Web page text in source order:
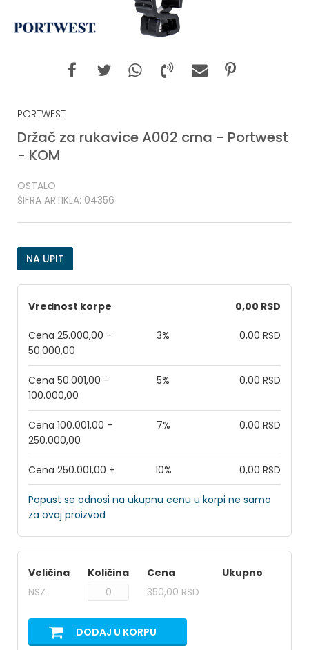
PORTWEST
Držač za rukavice A002 crna - Portwest
- KOM
OSTALO
ŠIFRA ARTIKLA: 04356
NA UPIT
Vrednost korpe 0,00 RSD
Cena 25.000,00 -
50.000,00
3% 0,00 RSD
Cena 50.001,00 -
100.000,00
5% 0,00 RSD
Cena 100.001,00 -
250.000,00
7% 0,00 RSD
Cena 250.001,00 + 10% 0,00 RSD
Popust se odnosi na ukupnu cenu u korpi ne samo
za ovaj proizvod
Veličina Količina Cena
Ukupno
NSZ
350,00 RSD
DODAJ U KORPU